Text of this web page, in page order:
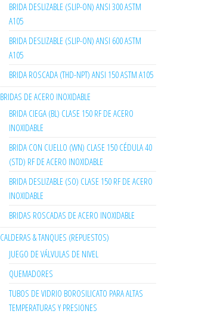
BRIDA DESLIZABLE (SLIP-ON) ANSI 300 ASTM
A105
BRIDA DESLIZABLE (SLIP-ON) ANSI 600 ASTM
A105
BRIDA ROSCADA (THD-NPT) ANSI 150 ASTM A105
BRIDAS DE ACERO INOXIDABLE
BRIDA CIEGA (BL) CLASE 150 RF DE ACERO
INOXIDABLE
BRIDA CON CUELLO (WN) CLASE 150 CÉDULA 40
(STD) RF DE ACERO INOXIDABLE
BRIDA DESLIZABLE (SO) CLASE 150 RF DE ACERO
INOXIDABLE
BRIDAS ROSCADAS DE ACERO INOXIDABLE
CALDERAS & TANQUES (REPUESTOS)
JUEGO DE VÁLVULAS DE NIVEL
QUEMADORES
TUBOS DE VIDRIO BOROSILICATO PARA ALTAS
TEMPERATURAS Y PRESIONES